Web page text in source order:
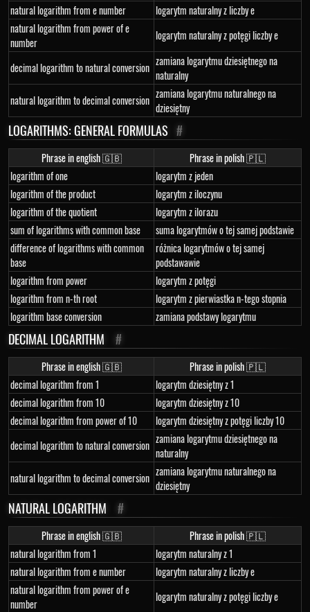
natural logarithm from e number
logarytm naturalny z liczby e
natural logarithm from power of e
number
logarytm naturalny z potęgi liczby e
decimal logarithm to natural conversion zamiana logarytmu dziesiętnego na
naturalny
natural logarithm to decimal conversion zamiana logarytmu naturalnego na
dziesiętny
LOGARITHMS: GENERAL FORMULAS #
Phrase in english 🇬🇧
Phrase in polish 🇵🇱
logarithm of one
logarytm z jeden
logarithm of the product
logarytm z iloczynu
logarithm of the quotient
logarytm z ilorazu
sum of logarithms with common base
suma logarytmów o tej samej podstawie
difference of logarithms with common
base
różnica logarytmów o tej samej
podstawawie
logarithm from power
logarytm z potęgi
logarithm from n-th root
logarytm z pierwiastka n-tego stopnia
logarithm base conversion
zamiana podstawy logarytmu
DECIMAL LOGARITHM #
Phrase in english 🇬🇧
Phrase in polish 🇵🇱
decimal logarithm from 1
logarytm dziesiętny z 1
decimal logarithm from 10
logarytm dziesiętny z 10
decimal logarithm from power of 10
logarytm dziesiętny z potęgi liczby 10
decimal logarithm to natural conversion zamiana logarytmu dziesiętnego na
naturalny
natural logarithm to decimal conversion zamiana logarytmu naturalnego na
dziesiętny
NATURAL LOGARITHM #
Phrase in english 🇬🇧
Phrase in polish 🇵🇱
natural logarithm from 1
logarytm naturalny z 1
natural logarithm from e number
logarytm naturalny z liczby e
natural logarithm from power of e
number
logarytm naturalny z potęgi liczby e